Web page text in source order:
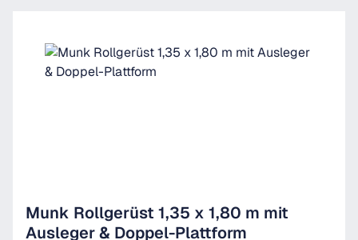
Munk Rollgerüst 1,35 x 1,80 m mit
Ausleger & Doppel-Plattform